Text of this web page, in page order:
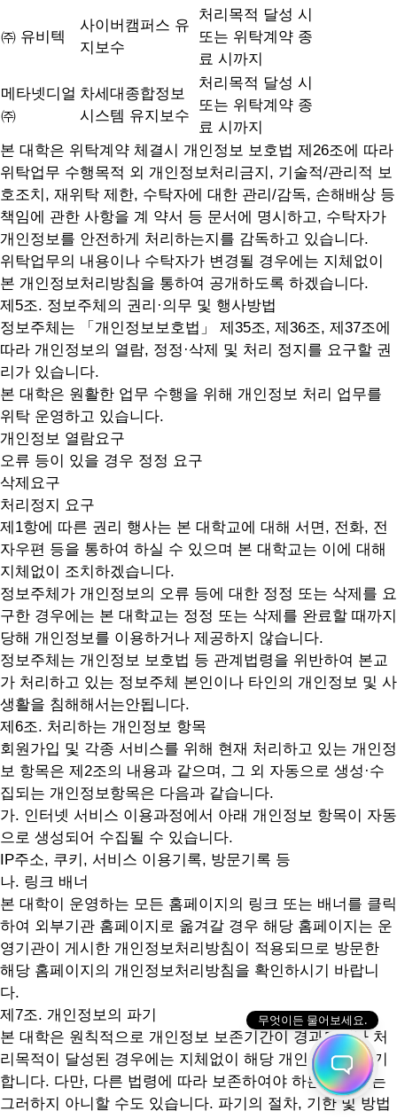
㈜ 유비텍
사이버캠퍼스 유
지보수
처리목적 달성 시
또는 위탁계약 종
료 시까지
메타넷디얼
㈜
차세대종합정보
시스템 유지보수
처리목적 달성 시
또는 위탁계약 종
료 시까지
본 대학은 위탁계약 체결시 개인정보 보호법 제26조에 따라
위탁업무 수행목적 외 개인정보처리금지, 기술적/관리적 보
호조치, 재위탁 제한, 수탁자에 대한 관리/감독, 손해배상 등
책임에 관한 사항을 계 약서 등 문서에 명시하고, 수탁자가
개인정보를 안전하게 처리하는지를 감독하고 있습니다.
위탁업무의 내용이나 수탁자가 변경될 경우에는 지체없이
본 개인정보처리방침을 통하여 공개하도록 하겠습니다.
제5조. 정보주체의 권리·의무 및 행사방법
정보주체는 「개인정보보호법」 제35조, 제36조, 제37조에
따라 개인정보의 열람, 정정·삭제 및 처리 정지를 요구할 권
리가 있습니다.
본 대학은 원활한 업무 수행을 위해 개인정보 처리 업무를
위탁 운영하고 있습니다.
개인정보 열람요구
오류 등이 있을 경우 정정 요구
삭제요구
처리정지 요구
제1항에 따른 권리 행사는 본 대학교에 대해 서면, 전화, 전
자우편 등을 통하여 하실 수 있으며 본 대학교는 이에 대해
지체없이 조치하겠습니다.
정보주체가 개인정보의 오류 등에 대한 정정 또는 삭제를 요
구한 경우에는 본 대학교는 정정 또는 삭제를 완료할 때까지
당해 개인정보를 이용하거나 제공하지 않습니다.
정보주체는 개인정보 보호법 등 관계법령을 위반하여 본교
가 처리하고 있는 정보주체 본인이나 타인의 개인정보 및 사
생활을 침해해서는안됩니다.
제6조. 처리하는 개인정보 항목
회원가입 및 각종 서비스를 위해 현재 처리하고 있는 개인정
보 항목은 제2조의 내용과 같으며, 그 외 자동으로 생성·수
집되는 개인정보항목은 다음과 같습니다.
가. 인터넷 서비스 이용과정에서 아래 개인정보 항목이 자동
으로 생성되어 수집될 수 있습니다.
IP주소, 쿠키, 서비스 이용기록, 방문기록 등
나. 링크 배너
본 대학이 운영하는 모든 홈페이지의 링크 또는 배너를 클릭
하여 외부기관 홈페이지로 옮겨갈 경우 해당 홈페이지는 운
영기관이 게시한 개인정보처리방침이 적용되므로 방문한
해당 홈페이지의 개인정보처리방침을 확인하시기 바랍니
다.
제7조. 개인정보의 파기
본 대학은 원칙적으로 개인정보 보존기간이 경과되거나 처
리목적이 달성된 경우에는 지체없이 해당 개인정보를 파기
합니다. 다만, 다른 법령에 따라 보존하여야 하는 경우에는
그러하지 아니할 수도 있습니다. 파기의 절차, 기한 및 방법